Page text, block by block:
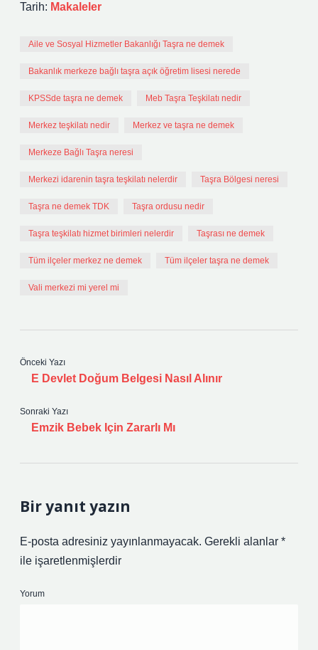
Tarih: Makaleler
Aile ve Sosyal Hizmetler Bakanlığı Taşra ne demek
Bakanlık merkeze bağlı taşra açık öğretim lisesi nerede
KPSSde taşra ne demek Meb Taşra Teşkilatı nedir
Merkez teşkilatı nedir Merkez ve taşra ne demek
Merkeze Bağlı Taşra neresi
Merkezi idarenin taşra teşkilatı nelerdir Taşra Bölgesi neresi
Taşra ne demek TDK Taşra ordusu nedir
Taşra teşkilatı hizmet birimleri nelerdir Taşrası ne demek
Tüm ilçeler merkez ne demek Tüm ilçeler taşra ne demek
Vali merkezi mi yerel mi
Önceki Yazı
E Devlet Doğum Belgesi Nasıl Alınır
Sonraki Yazı
Emzik Bebek Için Zararlı Mı
Bir yanıt yazın
E-posta adresiniz yayınlanmayacak. Gerekli alanlar *
ile işaretlenmişlerdir
Yorum